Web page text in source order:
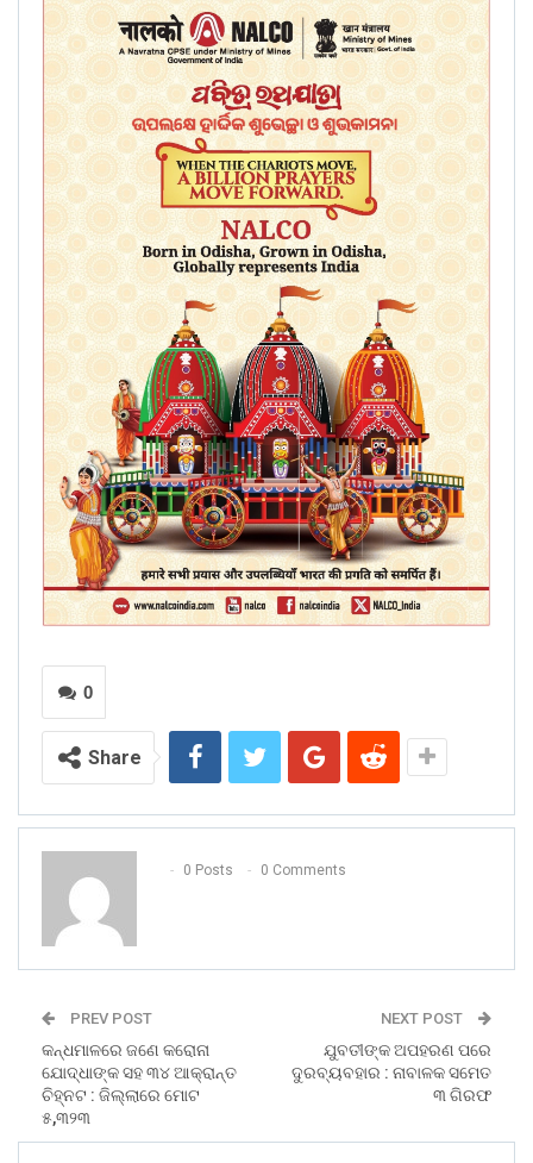
0
Share
0 Posts 0 Comments
PREV POST
କନ୍ଧମାଳରେ ଜଣେ କରୋନା
ଯୋଦ୍ଧାଙ୍କ ସହ ୩୪ ଆକ୍ରାନ୍ତ
ଚିହ୍ନଟ : ଜିଲ୍ଲାରେ ମୋଟ
୫,୩୨୩
NEXT POST
ଯୁବତୀଙ୍କ ଅପହରଣ ପରେ
ଦୁରବ୍ୟବହାର : ନାବାଳକ ସମେତ
୩ ଗିରଫ